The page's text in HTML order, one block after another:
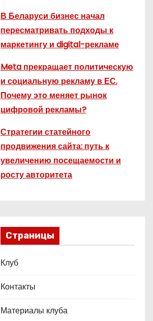
В Беларуси бизнес начал
пересматривать подходы к
маркетингу и digital-рекламе
Meta прекращает политическую
и социальную рекламу в ЕС.
Почему это меняет рынок
цифровой рекламы?
Стратегии статейного
продвижения сайта: путь к
увеличению посещаемости и
росту авторитета
Страницы
Клуб
Контакты
Материалы клуба